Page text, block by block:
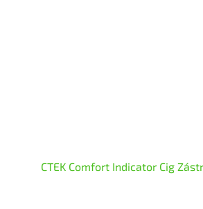
CTEK Comfort Indicator Cig